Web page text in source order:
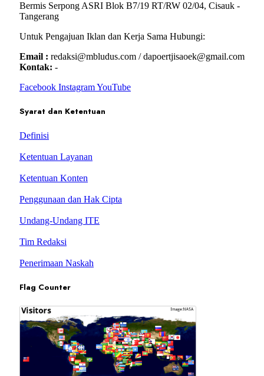
Bermis Serpong ASRI Blok B7/19 RT/RW 02/04, Cisauk -
Tangerang
Untuk Pengajuan Iklan dan Kerja Sama Hubungi:
Email : redaksi@mbludus.com / dapoertjisaoek@gmail.com
Kontak: -
Facebook InstagramYouTube
Syarat dan Ketentuan
Definisi
Ketentuan Layanan
Ketentuan Konten
Penggunaan dan Hak Cipta
Undang-Undang ITE
Tim Redaksi
Penerimaan Naskah
Flag Counter